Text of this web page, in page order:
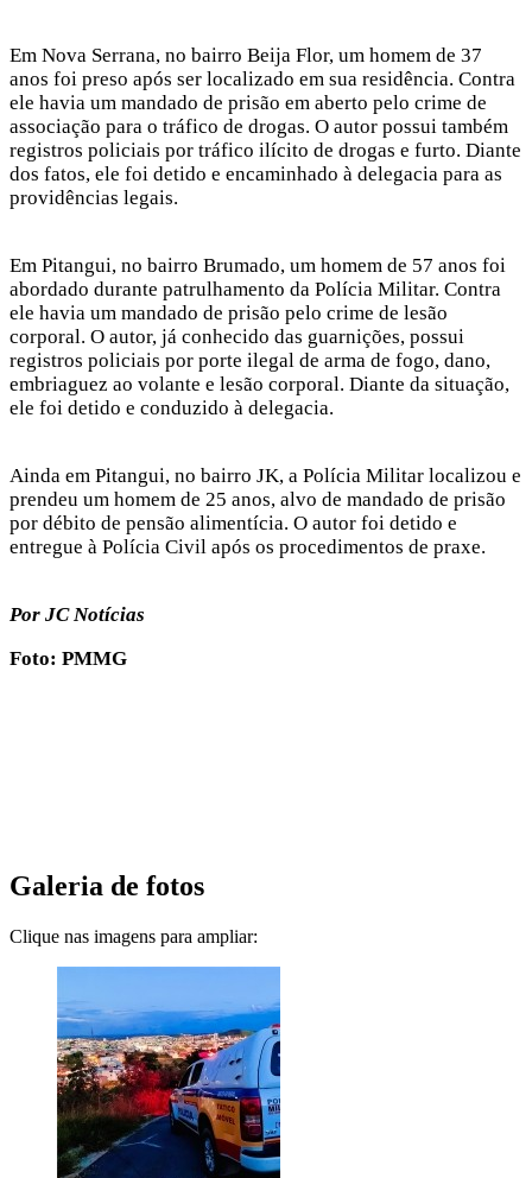
Em Nova Serrana, no bairro Beija Flor, um homem de 37
anos foi preso após ser localizado em sua residência. Contra
ele havia um mandado de prisão em aberto pelo crime de
associação para o tráfico de drogas. O autor possui também
registros policiais por tráfico ilícito de drogas e furto. Diante
dos fatos, ele foi detido e encaminhado à delegacia para as
providências legais.
Em Pitangui, no bairro Brumado, um homem de 57 anos foi
abordado durante patrulhamento da Polícia Militar. Contra
ele havia um mandado de prisão pelo crime de lesão
corporal. O autor, já conhecido das guarnições, possui
registros policiais por porte ilegal de arma de fogo, dano,
embriaguez ao volante e lesão corporal. Diante da situação,
ele foi detido e conduzido à delegacia.
Ainda em Pitangui, no bairro JK, a Polícia Militar localizou e
prendeu um homem de 25 anos, alvo de mandado de prisão
por débito de pensão alimentícia. O autor foi detido e
entregue à Polícia Civil após os procedimentos de praxe.
Por JC Notícias
Foto: PMMG
Galeria de fotos
Clique nas imagens para ampliar: